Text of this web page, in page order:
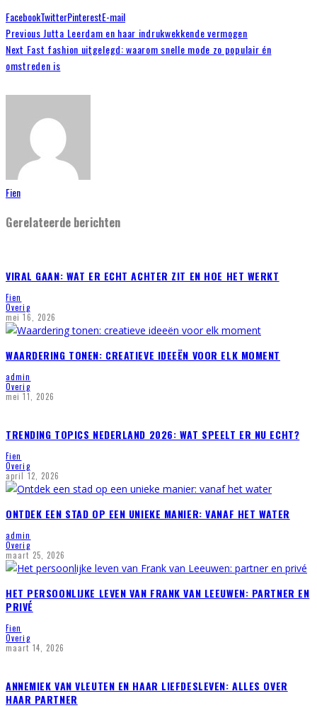
FacebookTwitterPinterestE-mail
PreviousJutta Leerdam en haar indrukwekkende vermogen
Next Fast fashion uitgelegd: waarom snelle mode zo populair én
omstreden is
Fien
Gerelateerde berichten
VIRAL GAAN: WAT ER ECHT ACHTER ZIT EN HOE HET WERKT
Fien
Overig
mei 16, 2026
WAARDERING TONEN: CREATIEVE IDEEËN VOOR ELK MOMENT
admin
Overig
mei 11, 2026
TRENDING TOPICS NEDERLAND 2026: WAT SPEELT ER NU ECHT?
Fien
Overig
april 12, 2026
ONTDEK EEN STAD OP EEN UNIEKE MANIER: VANAF HET WATER
admin
Overig
maart 25, 2026
HET PERSOONLIJKE LEVEN VAN FRANK VAN LEEUWEN: PARTNER EN
PRIVÉ
Fien
Overig
maart 14, 2026
ANNEMIEK VAN VLEUTEN EN HAAR LIEFDESLEVEN: ALLES OVER
HAAR PARTNER